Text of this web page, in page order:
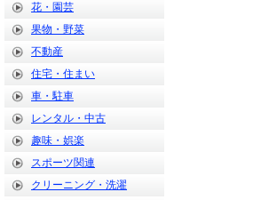
花・園芸
果物・野菜
不動産
住宅・住まい
車・駐車
レンタル・中古
趣味・娯楽
スポーツ関連
クリーニング・洗濯